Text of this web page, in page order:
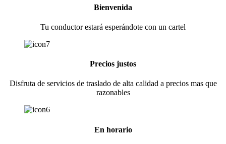
Bienvenida
Tu conductor estará esperándote con un cartel
Precios justos
Disfruta de servicios de traslado de alta calidad a precios mas que
razonables
En horario